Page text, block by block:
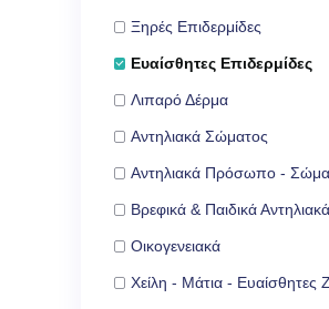
Ξηρές Επιδερμίδες
Ευαίσθητες Επιδερμίδες
Λιπαρό Δέρμα
Αντηλιακά Σώματος
Αντηλιακά Πρόσωπο - Σώμα
Βρεφικά & Παιδικά Αντηλιακά
Οικογενειακά
Χείλη - Μάτια - Ευαίσθητες